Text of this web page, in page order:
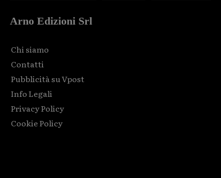
Arno Edizioni Srl
Chi siamo
Contatti
Pubblicità su Vpost
Info Legali
Privacy Policy
Cookie Policy